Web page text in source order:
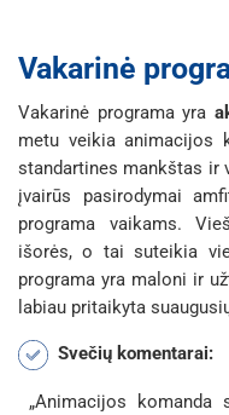
Vakarinė
Vakarinė programa yra
metu veikia animacijos
standartines mankštas ir
įvairūs pasirodymai
programa vaikams.
išorės, o tai suteikia
programa yra maloni ir
labiau pritaikyta
Svečių komentarai:
„Animacijos komanda